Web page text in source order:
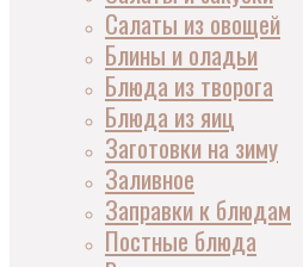
Салаты из овощей
Блины и оладьи
Блюда из творога
Блюда из яиц
Заготовки на зиму
Заливное
Заправки к блюдам
Постные блюда